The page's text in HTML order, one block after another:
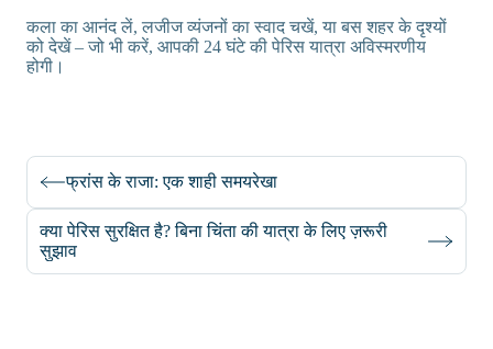
कला का आनंद लें, लजीज व्यंजनों का स्वाद चखें, या बस शहर के दृश्यों
को देखें – जो भी करें, आपकी 24 घंटे की पेरिस यात्रा अविस्मरणीय
होगी।
फ्रांस के राजा: एक शाही समयरेखा
क्या पेरिस सुरक्षित है? बिना चिंता की यात्रा के लिए ज़रूरी
सुझाव